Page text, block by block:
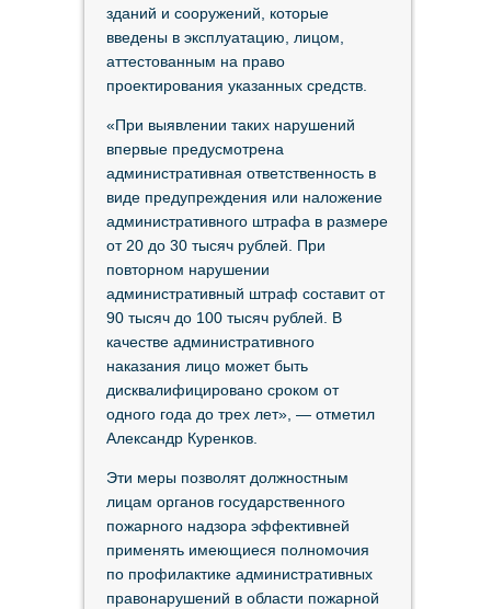
зданий и сооружений, которые
введены в эксплуатацию, лицом,
аттестованным на право
проектирования указанных средств.
«При выявлении таких нарушений
впервые предусмотрена
административная ответственность в
виде предупреждения или наложение
административного штрафа в размере
от 20 до 30 тысяч рублей. При
повторном нарушении
административный штраф составит от
90 тысяч до 100 тысяч рублей. В
качестве административного
наказания лицо может быть
дисквалифицировано сроком от
одного года до трех лет», — отметил
Александр Куренков.
Эти меры позволят должностным
лицам органов государственного
пожарного надзора эффективней
применять имеющиеся полномочия
по профилактике административных
правонарушений в области пожарной